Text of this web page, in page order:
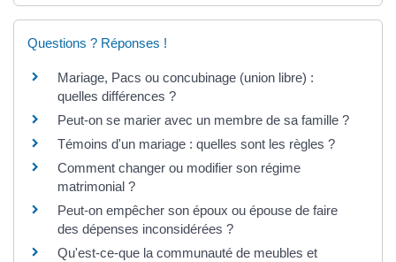
Questions ? Réponses !
Mariage, Pacs ou concubinage (union libre) :
quelles différences ?
Peut-on se marier avec un membre de sa famille ?
Témoins d'un mariage : quelles sont les règles ?
Comment changer ou modifier son régime
matrimonial ?
Peut-on empêcher son époux ou épouse de faire
des dépenses inconsidérées ?
Qu'est-ce-que la communauté de meubles et